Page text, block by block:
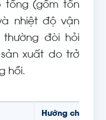
tổng (gồm tổn
nhiệt độ vận
thường đòi hỏi
xuất do trở
hồi.
Hướng chọn